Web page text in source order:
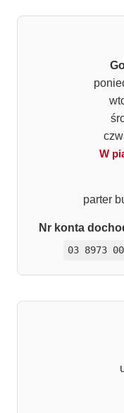
W
parter
Nr konta
03 8973